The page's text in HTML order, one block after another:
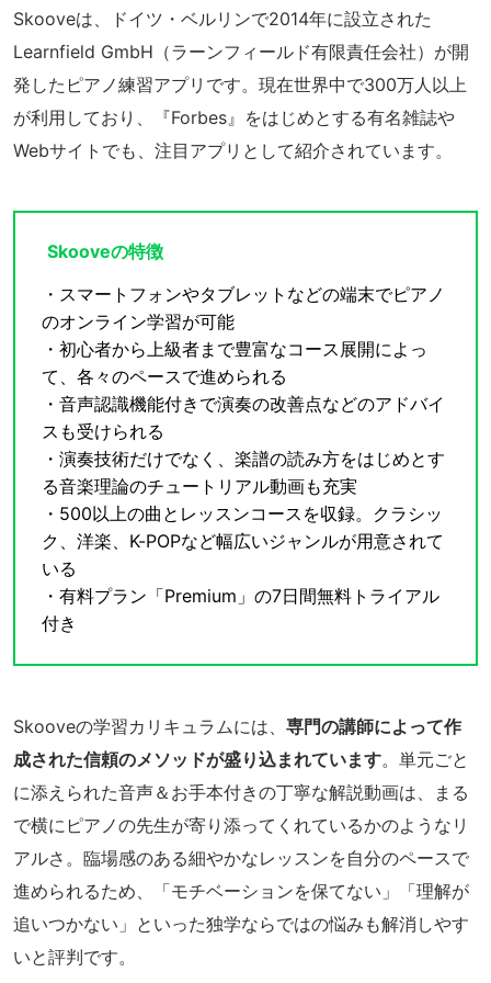
Skooveは、ドイツ・ベルリンで2014年に設立された
Learnfield GmbH（ラーンフィールド有限責任会社）が開
発したピアノ練習アプリです。現在世界中で300万人以上
が利用しており、『Forbes』をはじめとする有名雑誌や
Webサイトでも、注目アプリとして紹介されています。
Skooveの特徴
・スマートフォンやタブレットなどの端末でピアノ
のオンライン学習が可能
・初心者から上級者まで豊富なコース展開によっ
て、各々のペースで進められる
・音声認識機能付きで演奏の改善点などのアドバイ
スも受けられる
・演奏技術だけでなく、楽譜の読み方をはじめとす
る音楽理論のチュートリアル動画も充実
・500以上の曲とレッスンコースを収録。クラシッ
ク、洋楽、K-POPなど幅広いジャンルが用意されて
いる
・有料プラン「Premium」の7日間無料トライアル
付き
Skooveの学習カリキュラムには、 専門の講師によって作
成された信頼のメソッドが盛り込まれています。単元ごと
に添えられた音声＆お手本付きの丁寧な解説動画は、まる
で横にピアノの先生が寄り添ってくれているかのようなリ
アルさ。臨場感のある細やかなレッスンを自分のペースで
進められるため、「モチベーションを保てない」「理解が
追いつかない」といった独学ならではの悩みも解消しやす
いと評判です。